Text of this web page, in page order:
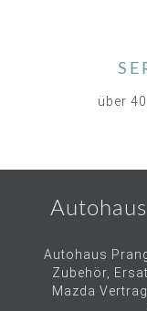
über
Autohaus
Zubehör,
Mazda